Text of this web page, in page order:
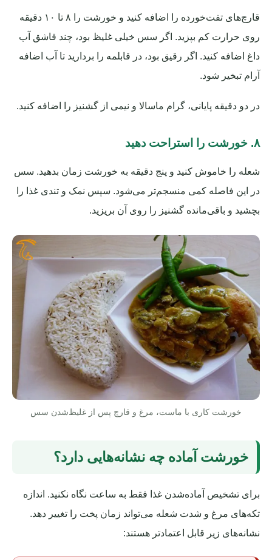
قارچ‌های تفت‌خورده را اضافه کنید و خورشت را ۸ تا ۱۰ دقیقه
روی حرارت کم بپزید. اگر سس خیلی غلیظ بود، چند قاشق آب
داغ اضافه کنید. اگر رقیق بود، در قابلمه را بردارید تا آب اضافه
آرام تبخیر شود.
در دو دقیقه پایانی، گرام ماسالا و نیمی از گشنیز را اضافه کنید.
۸. خورشت را استراحت دهید
شعله را خاموش کنید و پنج دقیقه به خورشت زمان بدهید. سس
در این فاصله کمی منسجم‌تر می‌شود. سپس نمک و تندی غذا را
بچشید و باقی‌مانده گشنیز را روی آن بریزید.
خورشت کاری با ماست، مرغ و قارچ پس از غلیظ‌شدن سس
خورشت آماده چه نشانه‌هایی دارد؟
برای تشخیص آماده‌شدن غذا فقط به ساعت نگاه نکنید. اندازه
تکه‌های مرغ و شدت شعله می‌تواند زمان پخت را تغییر دهد.
نشانه‌های زیر قابل اعتمادتر هستند: